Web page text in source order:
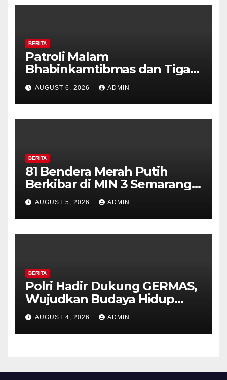
BERITA
Patroli Malam
Bhabinkamtibmas dan Tiga
Pilar Kelurahan Ungaran
Perkuat Kamtibmas, Warga
Diajak Aktifkan Ronda
AUGUST 6, 2026 ADMIN
BERITA
81 Bendera Merah Putih
Berkibar di MIN 3 Semarang,
Bhabinkamtibmas Desa
Timpik Hadiri Peringatan
HUT ke-81 Kemerdekaan RI
AUGUST 5, 2026 ADMIN
BERITA
Polri Hadir Dukung GERMAS,
Wujudkan Budaya Hidup
Sehat di Kecamatan Pabelan
AUGUST 4, 2026 ADMIN